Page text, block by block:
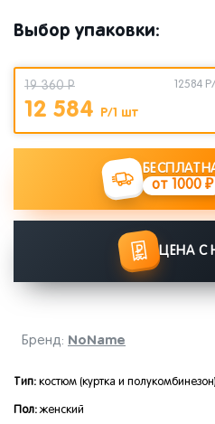
Бренд: NoName
Тип: костюм (куртка и полукомбинезон)
Пол:женский
Выбор упаковки:
19 360 Р
12 584 Р/1 шт
12584
от 1000 ₽
ЦЕНА С